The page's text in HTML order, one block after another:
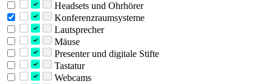
Headsets und Ohrhörer
Konferenzraumsysteme
Lautsprecher
Mäuse
Presenter und digitale Stifte
Tastatur
Webcams